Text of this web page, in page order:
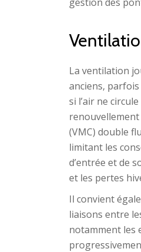
La ventilation
anciens,
si l’air ne
renouvellement
(VMC) double
limitant les
d’entrée et de
et les pertes
Il convient
liaisons entre
notamment les